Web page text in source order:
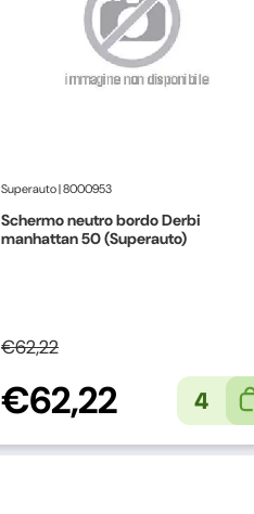
Superauto|8000953
Schermo neutro bordo Derbi
manhattan 50 (Superauto)
€62,22
€62,22 4